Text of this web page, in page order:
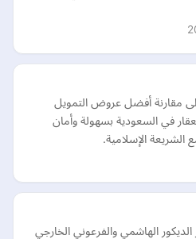
مقارنة أفضل عروض التمويل
في السعودية بسهولة وأمان
الإسلامية.
الهاشمي والفرعوني الخارجي